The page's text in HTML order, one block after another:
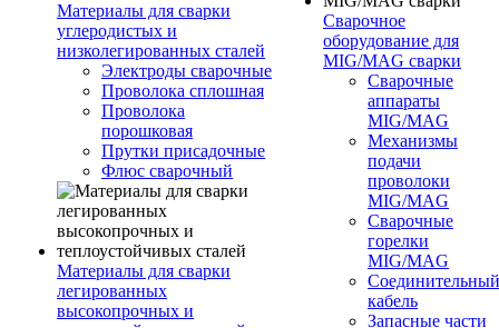
Материалы для сварки
углеродистых и
низколегированных сталей
Электроды сварочные
Проволока сплошная
Проволока
порошковая
Прутки присадочные
Флюс сварочный
Материалы для сварки
легированных
высокопрочных и
Сварочное
оборудование для
MIG/MAG сварки
Сварочные
аппараты
MIG/MAG
Механизмы
подачи
проволоки
MIG/MAG
Сварочные
горелки
MIG/MAG
Соединительный
кабель
Запасные части